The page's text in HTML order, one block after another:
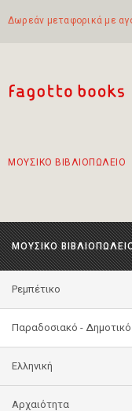
Δωρεάν μεταφορικά με
ΜΟΥΣΙΚΟ ΒΙΒΛΙΟΠΩΛΕΙΟ
ΜΟΥΣΙΚΟ
Ρεμπέτικο
Παραδοσιακό - Δημοτικό
Ελληνική
Αρχαιότητα